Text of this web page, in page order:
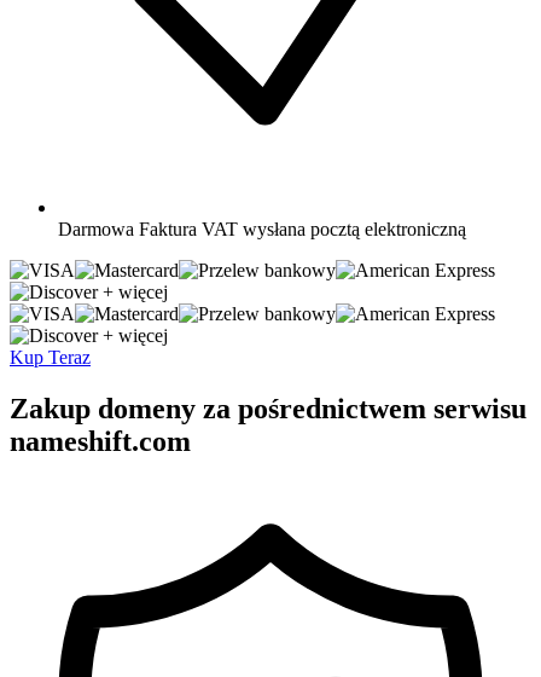
Darmowa Faktura VAT wysłana pocztą elektroniczną
+ więcej
+ więcej
Kup Teraz
Zakup domeny za pośrednictwem serwisu
nameshift.com